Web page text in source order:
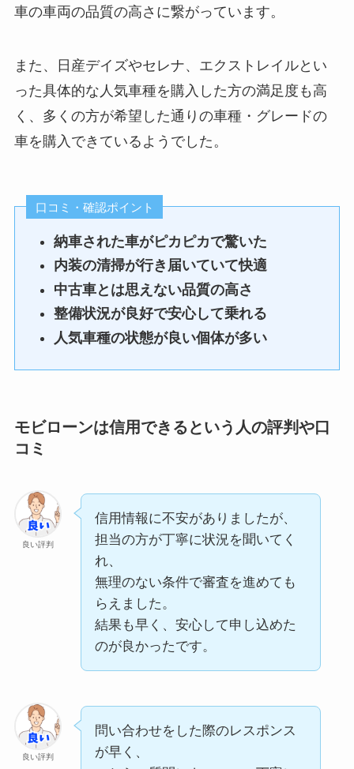
確で、
った。
契約から納車までの
期間が短く、
急ぎで車が必要だっ
納車までのスケジュ
ールを事前に提示し
てもらえ、
進捗連絡もこまめに
あったため不安なく
待つことができた。
問い合わせに対する
電話やメールでの対
をしっかり聞いたう
きを進められた。
在庫の選択肢が多く、
複数提案してもらえた点が良
かったです。
もし希望の車が在庫にない場
合でも、
取り寄せや別の候補を柔軟に
妥協せずに検討できました。
実際に見た車の状態も良く、
安心して購入できました。
良い評判
在庫車両が多く、
年式や価格帯の選択肢が幅広
かったため、
自分の希望条件に近い車を見
入できました。
良い評判
で、良かったです。
また、店員が懸命に探してく
希望していた車種は在庫にあ
りませんでしたが、
年式や走行距離の説明もあ
り、
状態を把握した上で選べたの
過去の信用情報に不安があり
ましたが、
自社ローンという形で相談で
き、
状況を確認した上で審査を進
通常のローンよりもハードル
良い評判
個人情報などの連絡をするこ
とに抵抗があり、
不安なこともありましたが、
現在の収入状況や返済計画を
丁寧に確認してもらえ、
無事に車を購入することがで
申し込みから審査結果の連絡
までが非常に早く、
次の日には結果が分かったた
め、
審査内容や金利、返済回数に
ついて事前に詳しく説明があ
り、
良い評判
り、
実際に見せてもらうと状態が
とても良くて驚きました。
もし在庫がなかった場合も取
り寄せ可能との説明があり、
良い評判
在庫の選択肢が多く、
自分の希望条件に近い車を
複数提案してもらえた点が良
かったです。
もし希望の車が在庫にない場
合でも、
妥協せずに検討できました。
在庫車両が多く、
かったため、
自分の希望条件に近い車を見
つけることができました。
車両の状態も良く安心して購
入できました。
希望していた車種があったの
で、良かったです。
車の車両の品質の高さに繋がっています。
また、日産デイズやセレナ、エクストレイルとい
った具体的な人気車種を購入した方の満足度も高
く、多くの方が希望した通りの車種・グレードの
車を購入できているようでした。
口コミ・確認ポイント
納車された車がピカピカで驚いた
内装の清掃が行き届いていて快適
中古車とは思えない品質の高さ
整備状況が良好で安心して乗れる
人気車種の状態が良い個体が多い
モビローンは信用できるという人の評判や口
コミ
良い評判
信用情報に不安がありましたが、
担当の方が丁寧に状況を聞いてく
れ、
無理のない条件で審査を進めても
らえました。
結果も早く、安心して申し込めた
のが良かったです。
良い評判
問い合わせをした際のレスポンス
が早く、